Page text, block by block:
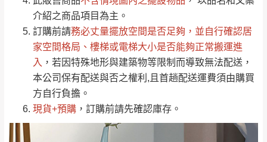
介紹之商品項目為主。
訂購前請務必丈量擺放空間是否足夠 ，並自行確認居
家空間格局、 樓梯或電梯大小是否能夠正常搬運進
入 ，若因特殊地形與建築物等限制而導致無法配送，
本公司保有配送與否之權利,且首趟配送運費須由購買
方自行負擔。
現貨+預購 ，訂購前請先確認庫存。
免 運
費
新竹
峨眉鄉、五峰鄉、
橫山、北埔鄉、尖
石鄉、寶山鄉山
區、新埔山區、芎
見諒！
接單後二日內(不含例假日)，我們客服會與您
電話聯絡或E-Mail通知確認訂單。
（線上客
服 LINE → @dershin）
下單前先詢問是否現貨 ，若未詢問下單後無
現貨我們客服會再來電或E-Mail與您聯絡
（洽詢方式請搜尋 Line ID →
地區恕無法提供運送 (詳見運送規章)。